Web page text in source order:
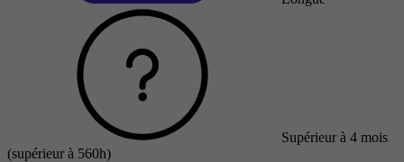
Supérieur à 4 mois
(supérieur à 560h)